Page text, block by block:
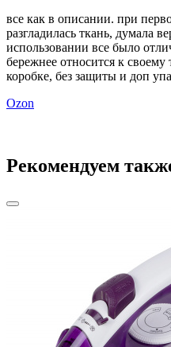
все как в описании. при
разгладилась ткань, думала
использовании все было
бережнее относится к
коробке, без защиты и доп
Ozon
Рекомендуем